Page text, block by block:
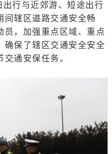
行与近郊游、短途出行
间辖区道路交通安全畅
员，加强重点区域、重点
确保了辖区交通安全安全
通安保任务。